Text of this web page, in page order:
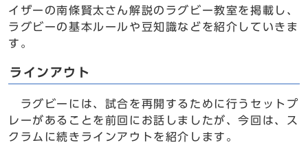
イザーの南條賢太さん解説のラグビー教室を掲載し、
ラグビーの基本ルールや豆知識などを紹介していきま
す。
ラインアウト
ラグビーには、試合を再開するために行うセットプ
レーがあることを前回にお話しましたが、今回は、ス
クラムに続きラインアウトを紹介します。